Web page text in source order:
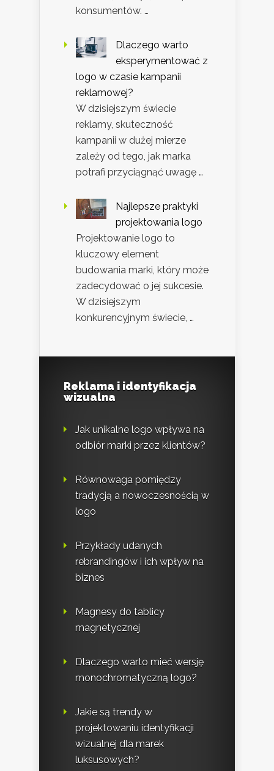
konsumentów. …
Dlaczego warto
eksperymentować z
logo w czasie kampanii
reklamowej?
W dzisiejszym świecie
reklamy, skuteczność
kampanii w dużej mierze
zależy od tego, jak marka
potrafi przyciągnąć uwagę …
Najlepsze praktyki
projektowania logo
Projektowanie logo to
kluczowy element
budowania marki, który może
zadecydować o jej sukcesie.
W dzisiejszym
konkurencyjnym świecie, …
Reklama i identyfikacja
wizualna
Jak unikalne logo wpływa na
odbiór marki przez klientów?
Równowaga pomiędzy
tradycją a nowoczesnością w
logo
Przykłady udanych
rebrandingów i ich wpływ na
biznes
Magnesy do tablicy
magnetycznej
Dlaczego warto mieć wersję
monochromatyczną logo?
Jakie są trendy w
projektowaniu identyfikacji
wizualnej dla marek
luksusowych?